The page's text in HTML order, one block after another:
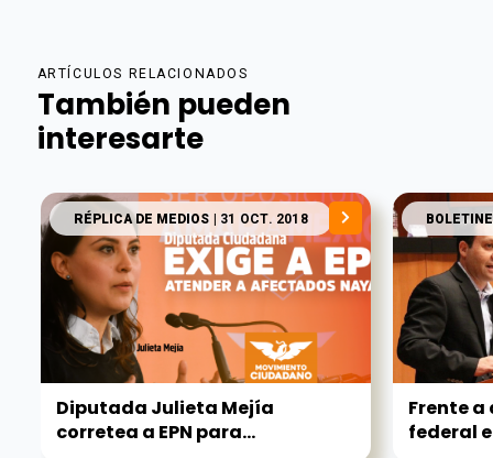
ARTÍCULOS RELACIONADOS
También pueden
interesarte
RÉPLICA DE MEDIOS | 31 OCT. 2018
Diputada Julieta Mejía
corretea a EPN para...
Frente
federal